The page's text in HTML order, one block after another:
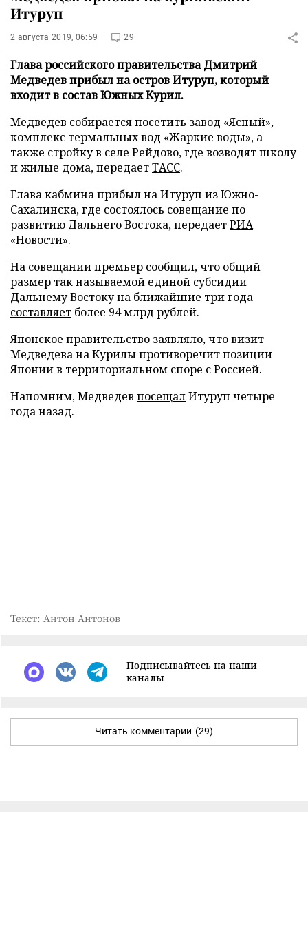
Итуруп
2 августа 2019, 06:59 29
Глава российского правительства Дмитрий
Медведев прибыл на остров Итуруп, который
входит в состав Южных Курил.
Медведев собирается посетить завод «Ясный»,
комплекс термальных вод «Жаркие воды», а
также стройку в селе Рейдово, где возводят школу
и жилые дома, передаетТАСС.
Глава кабмина прибыл на Итуруп из Южно-
Сахалинска, где состоялось совещание по
развитию Дальнего Востока, передаетРИА
«Новости».
На совещании премьер сообщил, что общий
размер так называемой единой субсидии
Дальнему Востоку на ближайшие три года
составляет более 94 млрд рублей.
Японское правительство заявляло, что визит
Медведева на Курилы противоречит позиции
Японии в территориальном споре с Россией.
Напомним, Медведев посещалИтуруп четыре
года назад.
Текст: Антон Антонов
Подписывайтесь на наши
каналы
Читать комментарии (29)